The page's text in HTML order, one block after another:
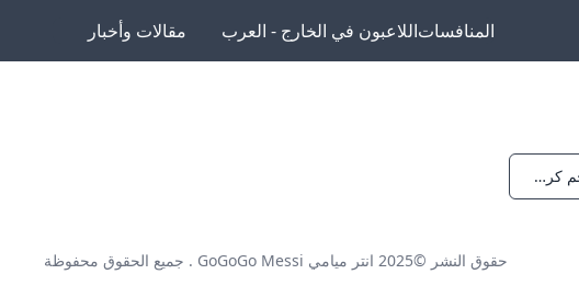
المنافساتاللاعبون في الخارج - العرب مقالات وأخبار
إنتر ميامي: صعود نجم كرة القدم الأمريكية
حقوق النشر ©2025 انتر ميامي GoGoGo Messi . جميع الحقوق محفوظة